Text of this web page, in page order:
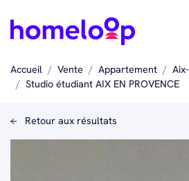
Accueil Vente Appartement
Studio étudiant AIX EN PROVENCE
Retour aux résultats